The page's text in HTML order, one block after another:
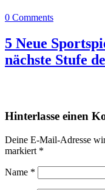
0 Comments
5 Neue
nächste Stufe
Hinterlasse einen
Deine E-Mail-Adresse
markiert *
Name *